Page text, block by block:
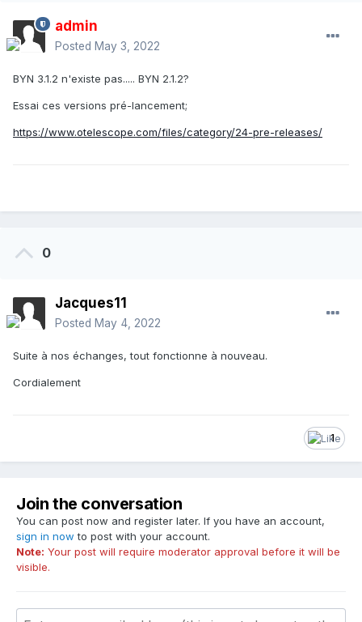
admin
Posted May 3, 2022
BYN 3.1.2 n'existe pas..... BYN 2.1.2?
Essai ces versions pré-lancement;
https://www.otelescope.com/files/category/24-pre-releases/
0
Jacques11
Posted May 4, 2022
Suite à nos échanges, tout fonctionne à nouveau.
Cordialement
1
Join the conversation
You can post now and register later. If you have an account,
sign in now to post with your account.
Note: Your post will require moderator approval before it will be
visible.